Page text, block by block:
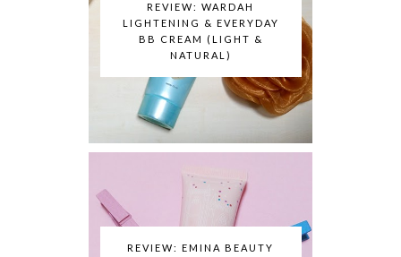
REVIEW: WARDAH
LIGHTENING & EVERYDAY
BB CREAM (LIGHT &
NATURAL)
REVIEW: EMINA BEAUTY